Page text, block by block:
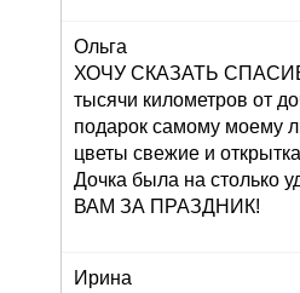
Ольга
ХОЧУ СКАЗАТЬ
тысячи километров от
подарок самому моему
цветы свежие и
Дочка была на столько
ВАМ ЗА ПРАЗДНИК!
Ирина